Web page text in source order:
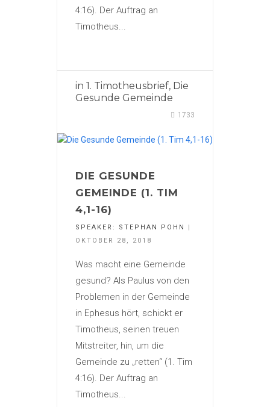
4:16). Der Auftrag an
Timotheus...
in 1. Timotheusbrief, Die
Gesunde Gemeinde
1733
DIE GESUNDE
GEMEINDE (1. TIM
4,1-16)
SPEAKER: STEPHAN POHN
|
OKTOBER 28, 2018
Was macht eine Gemeinde
gesund? Als Paulus von den
Problemen in der Gemeinde
in Ephesus hört, schickt er
Timotheus, seinen treuen
Mitstreiter, hin, um die
Gemeinde zu „retten“ (1. Tim
4:16). Der Auftrag an
Timotheus...